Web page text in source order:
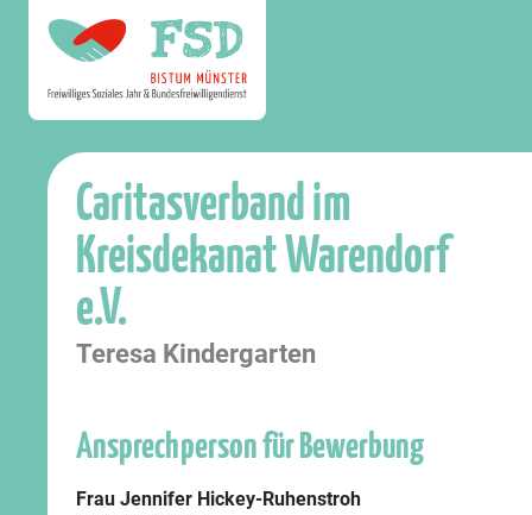
Caritasverband im
Kreisdekanat Warendorf
e.V.
Teresa Kindergarten
Ansprechperson für Bewerbung
Frau Jennifer Hickey-Ruhenstroh